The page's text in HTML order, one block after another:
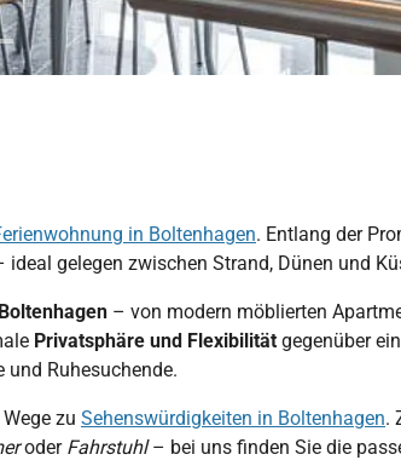
in Boltenhagen. Entlang der
ideal gelegen zwischen Strand, Dünen und
– von modern möblierten
Privatsphäre und Flexibilität gegenüber
Ruhesuchende.
zu Sehenswürdigkeiten in Boltenhagen.
oder Fahrstuhl– bei uns finden Sie die